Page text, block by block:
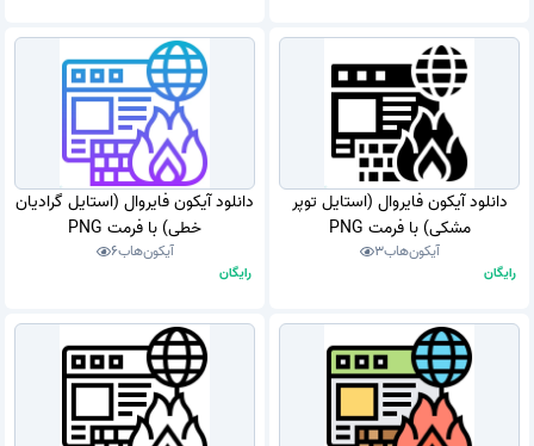
دانلود آیکون فایروال (استایل توپر
مشکی) با فرمت PNG
آیکون‌هاب3
رایگان
دانلود آیکون فایروال (استایل گرادیان
خطی) با فرمت PNG
آیکون‌هاب6
رایگان